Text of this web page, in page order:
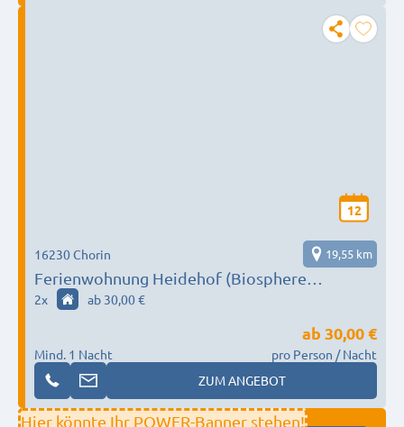
12
Ferienwohnung Heidehof (Biosphere
Schorfheide)
16230 Chorin 19,55 km
2x ab 30,00 €
Mind. 1 Nacht
ab 30,00 €
pro Person / Nacht
ZUM ANGEBOT
Hier könnte Ihr POWER-Banner stehen!